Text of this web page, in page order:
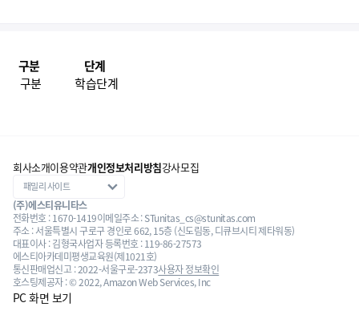
구분
구분
단계
학습단계
회사소개이용약관개인정보처리방침강사모집
(주)에스티유니타스
전화번호 : 1670-1419이메일주소 : STunitas_cs@stunitas.com
주소 : 서울특별시 구로구 경인로 662, 15층 (신도림동, 디큐브시티 제타워동)
대표이사 : 김형국사업자 등록번호 : 119-86-27573
에스티아카데미평생교육원(제1021호)
통신판매업신고 : 2022-서울구로-2373사용자 정보확인
호스팅제공자 : © 2022, Amazon Web Services, Inc
PC 화면 보기